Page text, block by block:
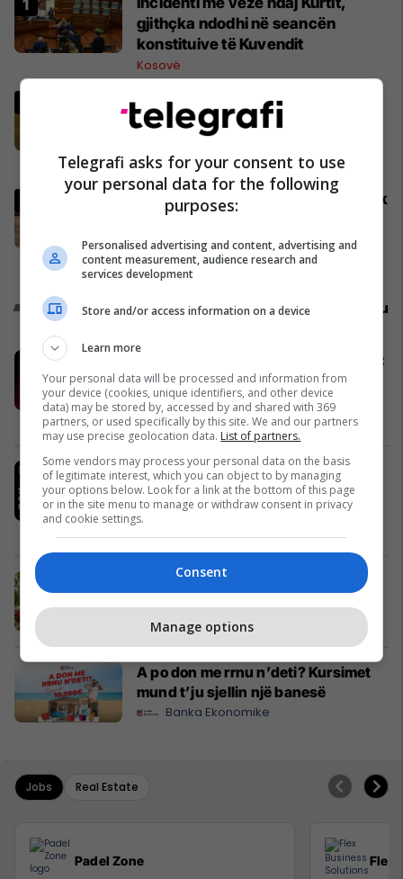
gjithçka ndodhi në seancën
konstituive të Kuvendit
Kosovë
Kurti: Nëse hedhja me vezë është
çmimi që duhet ta paguaj për t’u
takuar e bashkëbiseduar jam i
lumtur ta bëj këtë
Politikë
Zelensky në Beograd: Ukraina nuk
e ka ndryshuar qëndrimin për
Kosovën
Politikë
Promo Reklamo këtu
Konkurset e javës në Telegrafi Jobs:
Mundësi të reja për zhvillimin tuaj
profesional
Telegrafi Jobs
IPKO, Sponsor i Artë i DokuFest
2026, mbështet filmin dhe
frymëzon gjeneratën e re të
Pashtetat MEKA - zgjedhje praktike
MEKA HALAL FOOD
A po don me rrnu n’deti? Kursimet
mund t’ju sjellin një banesë
Banka Ekonomike
Jobs Real Estate
Padel Zone Flex
Telegrafi asks for your consent to use
your personal data for the following
purposes:
Personalised advertising and content, advertising and
content measurement, audience research and
services development
Store and/or access information on a device
Learn more
Your personal data will be processed and information from
your device (cookies, unique identifiers, and other device
data) may be stored by, accessed by and shared with 369
partners, or used specifically by this site. We and our partners
may use precise geolocation data. List of partners.
Some vendors may process your personal data on the basis
of legitimate interest, which you can object to by managing
your options below. Look for a link at the bottom of this page
or in the site menu to manage or withdraw consent in privacy
and cookie settings.
Consent
Manage options